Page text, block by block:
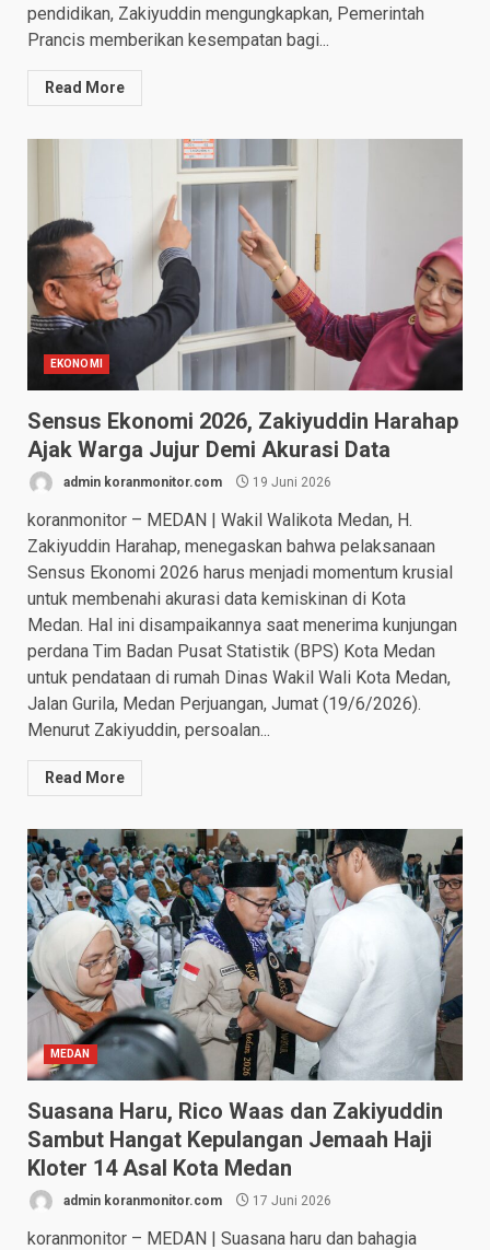
pendidikan, Zakiyuddin mengungkapkan, Pemerintah
Prancis memberikan kesempatan bagi...
Read More
EKONOMI
Sensus Ekonomi 2026, Zakiyuddin Harahap
Ajak Warga Jujur Demi Akurasi Data
admin koranmonitor.com 19 Juni 2026
koranmonitor – MEDAN | Wakil Walikota Medan, H.
Zakiyuddin Harahap, menegaskan bahwa pelaksanaan
Sensus Ekonomi 2026 harus menjadi momentum krusial
untuk membenahi akurasi data kemiskinan di Kota
Medan. Hal ini disampaikannya saat menerima kunjungan
perdana Tim Badan Pusat Statistik (BPS) Kota Medan
untuk pendataan di rumah Dinas Wakil Wali Kota Medan,
Jalan Gurila, Medan Perjuangan, Jumat (19/6/2026).
Menurut Zakiyuddin, persoalan...
Read More
MEDAN
Suasana Haru, Rico Waas dan Zakiyuddin
Sambut Hangat Kepulangan Jemaah Haji
Kloter 14 Asal Kota Medan
admin koranmonitor.com 17 Juni 2026
koranmonitor – MEDAN | Suasana haru dan bahagia